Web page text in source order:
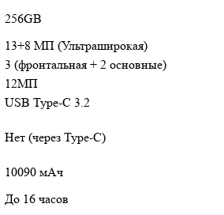
256GB
13+8 МП (Ультраширокая)
3 (фронтальная + 2 основные)
12МП
USB Type-C 3.2
Нет (через Type-C)
10090 мАч
До 16 часов